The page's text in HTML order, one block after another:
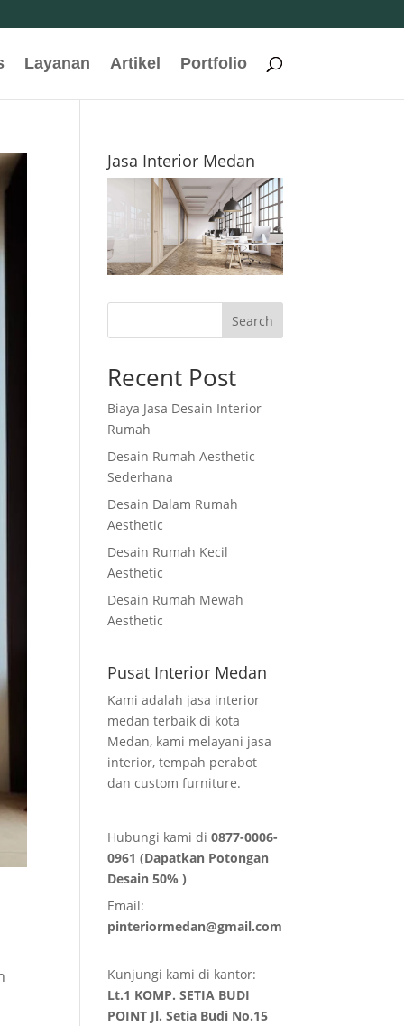
Layanan Artikel Portfolio
Jasa Interior Medan
Search
Recent Post
Biaya Jasa Desain Interior
Rumah
Desain Rumah Aesthetic
Sederhana
Desain Dalam Rumah
Aesthetic
Desain Rumah Kecil
Aesthetic
Desain Rumah Mewah
Aesthetic
Pusat Interior Medan
Kami adalah jasa interior
medan terbaik di kota
Medan, kami melayani jasa
interior, tempah perabot
dan custom furniture.
Hubungi kami di0877-0006-
0961 (Dapatkan Potongan
Desain 50% )
Email:
pinteriormedan@gmail.com
Kunjungi kami di kantor:
Lt.1 KOMP. SETIA BUDI
POINT Jl. Setia Budi No.15